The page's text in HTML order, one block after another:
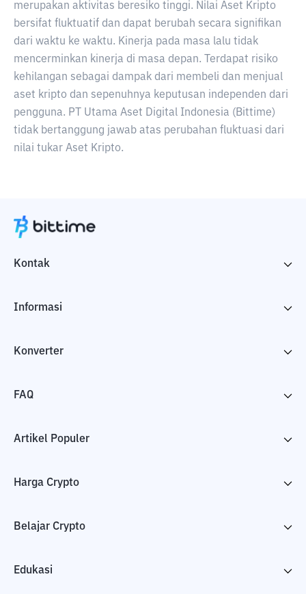
merupakan aktivitas beresiko tinggi. Nilai Aset Kripto
bersifat fluktuatif dan dapat berubah secara signifikan
dari waktu ke waktu. Kinerja pada masa lalu tidak
mencerminkan kinerja di masa depan. Terdapat risiko
kehilangan sebagai dampak dari membeli dan menjual
aset kripto dan sepenuhnya keputusan independen dari
pengguna. PT Utama Aset Digital Indonesia (Bittime)
tidak bertanggung jawab atas perubahan fluktuasi dari
nilai tukar Aset Kripto.
Kontak
Informasi
Konverter
FAQ
Artikel Populer
Harga Crypto
Belajar Crypto
Edukasi